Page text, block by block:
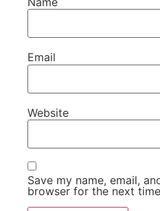
Email
Website
Save my name, email,
browser for the next